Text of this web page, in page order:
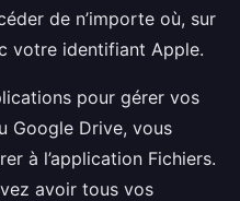
de n’importe où, sur
votre identifiant Apple.
pour gérer vos
Google Drive, vous
à l’application Fichiers.
avoir tous vos